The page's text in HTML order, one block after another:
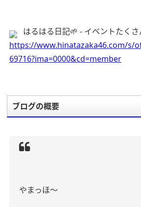
はるはる日記🌱 - イベントたくさ
https://www.hinatazaka46.com/s/
69716?ima=0000&cd=member
ブログの概要
やまっほ〜